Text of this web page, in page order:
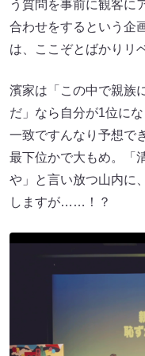
う質問を事前に観客に
合わせをするという企
は、ここぞとばかりリ
濱家は「この中で親族
だ」なら自分が1位に
一致ですんなり予想で
最下位かで大もめ。「
や」と言い放つ山内に
しますが……！？